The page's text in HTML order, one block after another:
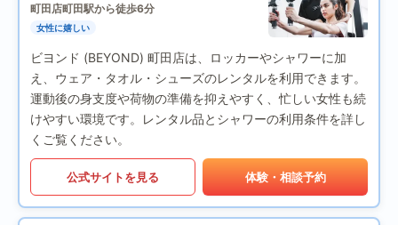
町田店町田駅から徒歩6分
女性に嬉しい
ビヨンド (BEYOND) 町田店は、ロッカーやシャワーに加
え、ウェア・タオル・シューズのレンタルを利用できます。
運動後の身支度や荷物の準備を抑えやすく、忙しい女性も続
けやすい環境です。レンタル品とシャワーの利用条件を詳し
くご覧ください。
公式サイトを見る 体験・相談予約